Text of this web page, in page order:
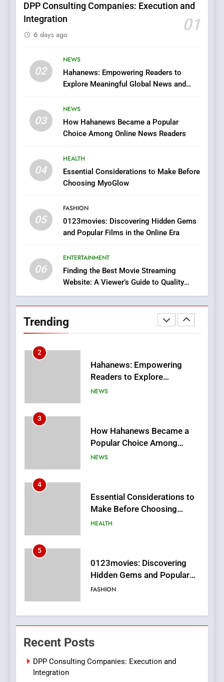
DPP Consulting Companies: Execution and
Integration
01
6 days ago
02
NEWS
Hahanews: Empowering Readers to
Explore Meaningful Global News and
03
NEWS
How Hahanews Became a Popular
Choice Among Online News Readers
04
HEALTH
Essential Considerations to Make Before
Choosing MyoGlow
05
FASHION
0123movies: Discovering Hidden Gems
and Popular Films in the Online Era
06
ENTERTAINMENT
Finding the Best Movie Streaming
Website: A Viewer’s Guide to Quality
Streaming Platforms
Trending
6
Streaming Platforms
Does Intex Pharma Shop Fit
In?
HEALTH
iPhone17 Zigzag Case:
Discover a Bold Geometric
1
DPP Consulting Companies:
BUSINESS
Readers to Explore
Meaningful Global News and
3
How Hahanews Became a
Popular Choice Among
Online News Readers
NEWS
4
Essential Considerations to
Make Before Choosing
MyoGlow
HEALTH
5
0123movies: Discovering
Hidden Gems and Popular
Films in the Online Era
FASHION
6
Finding the Best Movie
Streaming Website: A
Viewer’s Guide to Quality
ENTERTAINMENT
7
Online Pharmacies: Where
In?
Recent Posts
DPP Consulting Companies: Execution and
Integration